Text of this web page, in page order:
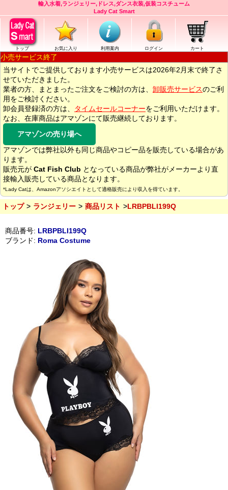
輸入水着,ランジェリー,ドレス,ダンス衣装,仮装コスチューム
Lady Cat Smart
トップ お気に入り 利用案内 ログイン カート
小売サービス終了
当サイトでご提供しております小売サービスは2026年2月末で終了さ
せていただきました。
業者の方、まとまったご注文をご検討の方は、 卸販売サービスのご利
用をご検討ください。
卸会員登録済の方は、
タイムセールコーナーをご利用いただけます。
なお、在庫商品はアマゾンにて販売継続しております。
アマゾンの売り場へ
アマゾンでは弊社以外も同じ商品やコピー品を販売している場合があ
ります。
販売元が Cat Fish Club となっている商品が弊社がメーカーより直
接輸入販売している商品となります。
*Lady Catは、Amazonアソシエイトとして適格販売により収入を得ています。
トップ ランジェリー 商品リスト LRBPBLI199Q
商品番号: LRBPBLI199Q
ブランド: Roma Costume